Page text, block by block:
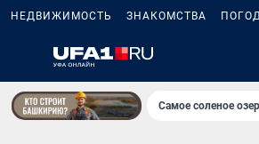
НЕДВИЖИМОСТЬ ЗНАКОМСТВА
Самое соленое